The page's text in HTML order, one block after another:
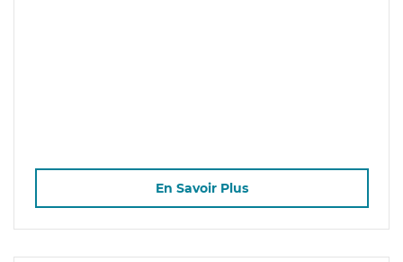
En Savoir Plus